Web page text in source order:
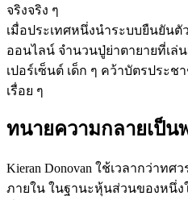
จริงจริง ๆ
เมื่อประเทศหนึ่งนำระบบยืนยันตั
ออนไลน์ จำนวนปู่ย่าตายายที่เ
เปอร์เซ็นต์ เด็ก ๆ คว้าบัตรประ
เรื่อย ๆ
ทนายความกลายเป็น
Kieran Donovan ใช้เวลากว่าทศ
ภายใน ในฐานะหุ้นส่วนของหนึ่